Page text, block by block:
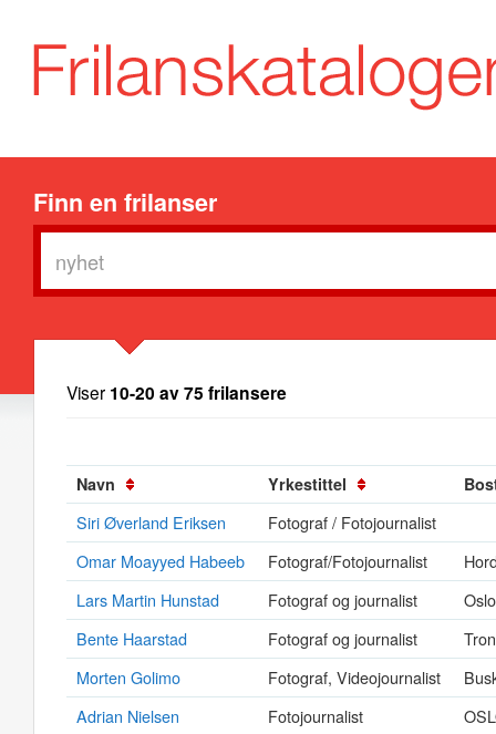
Finn en frilanser
Viser 10-20 av 75 frilansere
Navn Yrkestittel
Siri Øverland Eriksen
Fotograf / Fotojournalist
Omar Moayyed Habeeb
Fotograf/Fotojournalist
Lars Martin Hunstad
Fotograf og journalist
Oslo
Bente Haarstad
Fotograf og journalist
Morten Golimo
Fotograf, Videojournalist
Adrian Nielsen
Fotojournalist